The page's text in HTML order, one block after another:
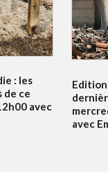
: les
de ce
avec
avec